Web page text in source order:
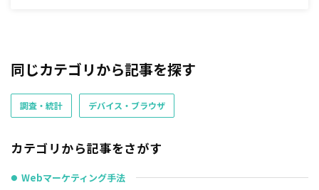
同じカテゴリから記事を探す
調査・統計 デバイス・ブラウザ
カテゴリから記事をさがす
● Webマーケティング手法